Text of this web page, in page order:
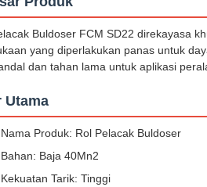
Buldoser FCM SD22 direkayasa
yang diperlakukan panas untuk
dan tahan lama untuk aplikasi
Utama
Nama Produk: Rol Pelacak Buldoser
Bahan: Baja 40Mn2
Kekuatan Tarik: Tinggi